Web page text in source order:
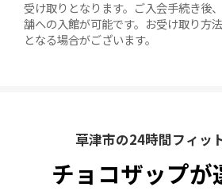
受け取りとなります。ご入会手続き後
舗への入館が可能です。お受け取り方
となる場合がございます。
草津市の24時間フィッ
チョコザップが